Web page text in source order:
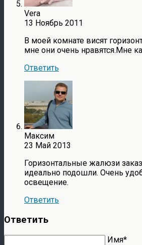
Vera
13 Ноябрь 2011
В моей комнате висят
мне они очень нравятся.Мне
Ответить
Максим
23 Май 2013
Горизонтальные жалюзи
идеально подошли. Очень
освещение.
Ответить
Ответить
Имя*